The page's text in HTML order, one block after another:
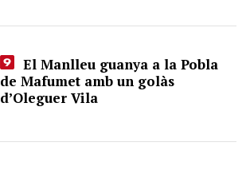
El Manlleu guanya a la Pobla
de Mafumet amb un golàs
d’Oleguer Vila